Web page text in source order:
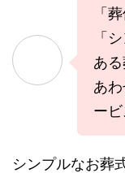
「
「
あ
あ
ービ
シンプルなお葬